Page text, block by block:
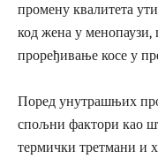
промену квалитета
код жена у менопаузи,
проређивање косе у
Поред унутрашњих
спољни фактори као
термички третмани и